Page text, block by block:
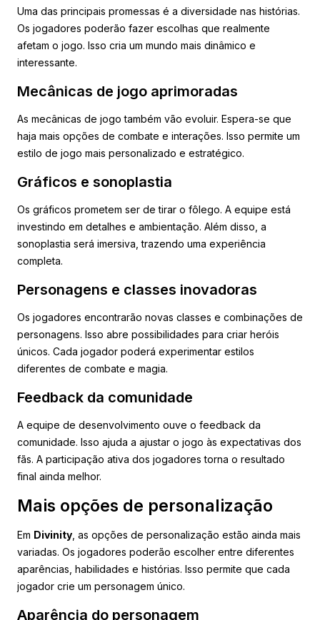
Uma das principais promessas é a diversidade nas histórias.
Os jogadores poderão fazer escolhas que realmente
afetam o jogo. Isso cria um mundo mais dinâmico e
interessante.
Mecânicas de jogo aprimoradas
As mecânicas de jogo também vão evoluir. Espera-se que
haja mais opções de combate e interações. Isso permite um
estilo de jogo mais personalizado e estratégico.
Gráficos e sonoplastia
Os gráficos prometem ser de tirar o fôlego. A equipe está
investindo em detalhes e ambientação. Além disso, a
sonoplastia será imersiva, trazendo uma experiência
completa.
Personagens e classes inovadoras
Os jogadores encontrarão novas classes e combinações de
personagens. Isso abre possibilidades para criar heróis
únicos. Cada jogador poderá experimentar estilos
diferentes de combate e magia.
Feedback da comunidade
A equipe de desenvolvimento ouve o feedback da
comunidade. Isso ajuda a ajustar o jogo às expectativas dos
fãs. A participação ativa dos jogadores torna o resultado
final ainda melhor.
Mais opções de personalização
Em Divinity , as opções de personalização estão ainda mais
variadas. Os jogadores poderão escolher entre diferentes
aparências, habilidades e histórias. Isso permite que cada
jogador crie um personagem único.
Aparência do personagem